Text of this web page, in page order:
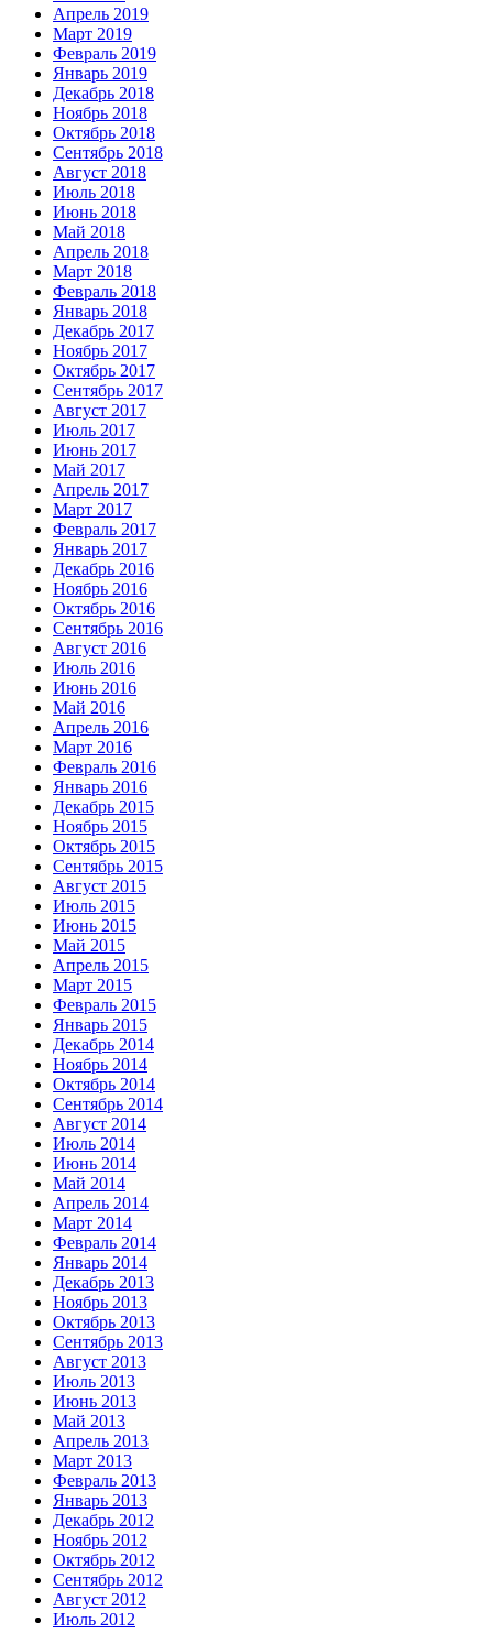
Апрель 2019
Март 2019
Февраль 2019
Январь 2019
Декабрь 2018
Ноябрь 2018
Октябрь 2018
Сентябрь 2018
Август 2018
Июль 2018
Июнь 2018
Май 2018
Апрель 2018
Март 2018
Февраль 2018
Январь 2018
Декабрь 2017
Ноябрь 2017
Октябрь 2017
Сентябрь 2017
Август 2017
Июль 2017
Июнь 2017
Май 2017
Апрель 2017
Март 2017
Февраль 2017
Январь 2017
Декабрь 2016
Ноябрь 2016
Октябрь 2016
Сентябрь 2016
Август 2016
Июль 2016
Июнь 2016
Май 2016
Апрель 2016
Март 2016
Февраль 2016
Январь 2016
Декабрь 2015
Ноябрь 2015
Октябрь 2015
Сентябрь 2015
Август 2015
Июль 2015
Июнь 2015
Май 2015
Апрель 2015
Март 2015
Февраль 2015
Январь 2015
Декабрь 2014
Ноябрь 2014
Октябрь 2014
Сентябрь 2014
Август 2014
Июль 2014
Июнь 2014
Май 2014
Апрель 2014
Март 2014
Февраль 2014
Январь 2014
Декабрь 2013
Ноябрь 2013
Октябрь 2013
Сентябрь 2013
Август 2013
Июль 2013
Июнь 2013
Май 2013
Апрель 2013
Март 2013
Февраль 2013
Январь 2013
Декабрь 2012
Ноябрь 2012
Октябрь 2012
Сентябрь 2012
Август 2012
Июль 2012